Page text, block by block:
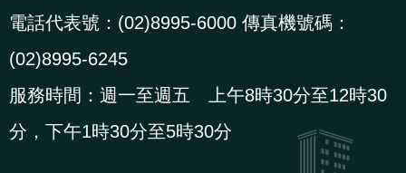
區
相
關
連
電話代表號：(02)8995-6000 傳真機號碼：
(02)8995-6245
服務時間：週一至週五 上午8時30分至12時30
分，下午1時30分至5時30分